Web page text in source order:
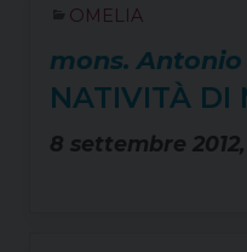
OMELIA
mons.
NATIVITÀ DI
8 settembre